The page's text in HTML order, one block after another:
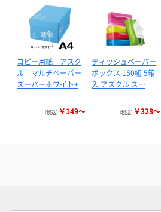
コピー用紙 アスク
ル マルチペーパー
スーパーホワイト+
（税込） ￥149～
ティッシュペーパー
ボックス 150組 5箱
入 アスクル ス…
（税込） ￥328～